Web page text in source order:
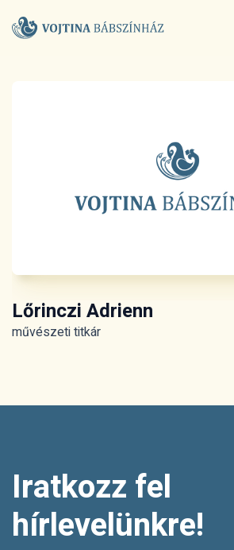
Lőrinczi Adrienn
művészeti titkár
Iratkozz fel
hírlevelünkre!